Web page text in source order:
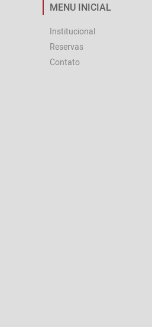
MENU INICIAL
Institucional
Reservas
Contato